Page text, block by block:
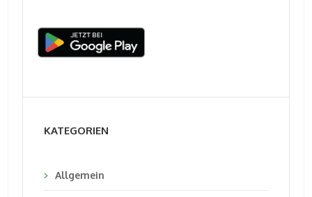
KATEGORIEN
Allgemein